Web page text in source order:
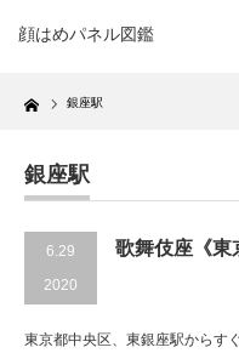
顔はめパネル図鑑
Home 銀座駅
銀座駅
6.29
2020
歌舞伎座《東
東京都中央区、東銀座駅からす